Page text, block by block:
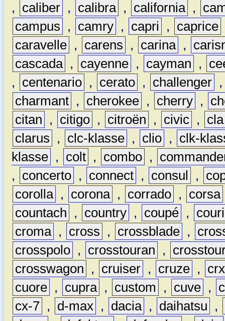
,
caliber , calibra , california ,
campus
, camry , capri , caprice
caravelle , carens , carina ,
cascada , cayenne , cayman ,
,
centenario , cerato , challenger
charmant , cherokee , cherry ,
citan
, citigo , citroën , civic ,
cla
clarus
, clc-klasse , clio ,
clk-
klasse , colt , combo ,
,
concerto , connect , consul ,
corolla , corona , corrado , corsa
countach
, country , coupé ,
croma , cross , crossblade ,
crosspolo , crosstouran ,
crosswagon
, cruiser , cruze ,
crx
cuore , cupra , custom , cuve ,
cx-7 , d-max , dacia , daihatsu
,